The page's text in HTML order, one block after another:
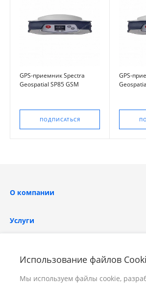
Использование файлов
Мы используем файлы cookie,
GPS-приемник Spectra
Geospatial SP85 GSM
ПОДПИСАТЬСЯ
GPS-
О компании
Услуги